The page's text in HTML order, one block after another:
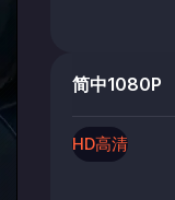
简中1080P
HD高清